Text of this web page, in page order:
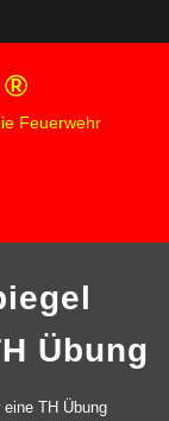
®
Feuerwehr
Übung
TH Übung